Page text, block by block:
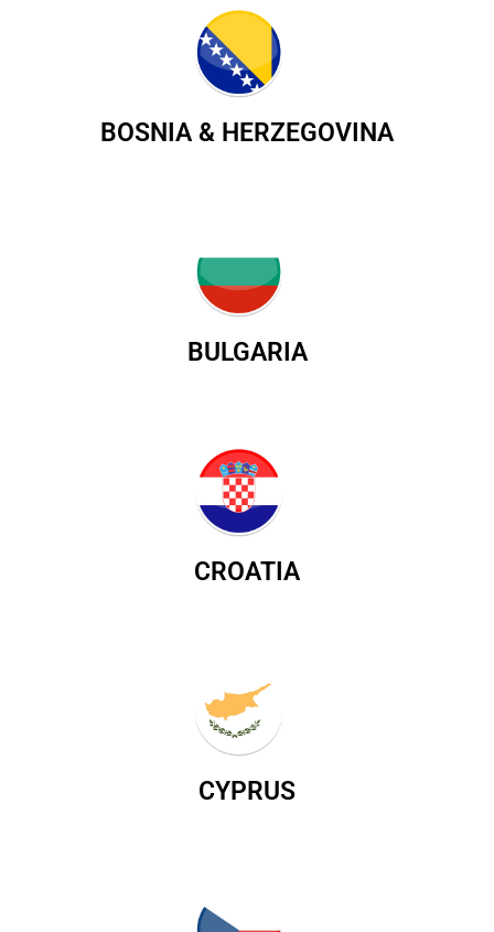
BOSNIA & HERZEGOVINA
BULGARIA
CROATIA
CYPRUS